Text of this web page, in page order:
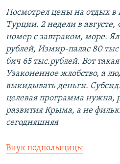
Посмотрел цены на отдых
Турции. 2 недели в
номер с завтраком, море.
рублей, Измир-палас 80
бич 65 тыс.рублей. Вот
Узаконенное жлобство, а
выкидывать деньги.
целевая программа нужна,
развития Крыма, а не
сегодняшняя
Внук подпольщицы